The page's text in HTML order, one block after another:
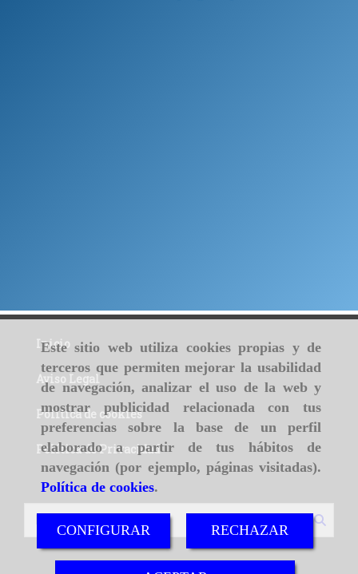
Este sitio web utiliza cookies propias y de
terceros que permiten mejorar la usabilidad
de navegación, analizar el uso de la web y
mostrar publicidad relacionada con tus
preferencias sobre la base de un perfil
elaborado a partir de tus hábitos de
navegación (por ejemplo, páginas visitadas).
Política de cookies.
CONFIGURAR RECHAZAR
Inicio
Aviso Legal
Política de cookies
Política de Privacidad